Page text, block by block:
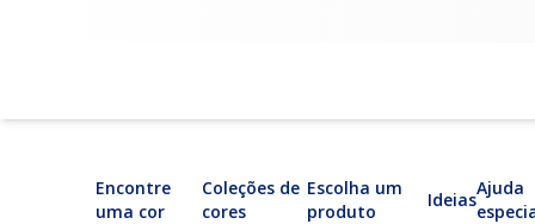
Encontre
uma cor
Coleções de
cores
Escolha um
produto
Ideias
Ajuda